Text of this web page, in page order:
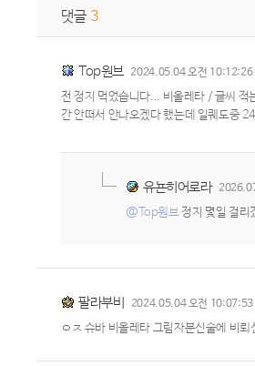
댓글 3
Top원브 2024.05.04 오전 10:12:26
전 정지 먹었습니다... 비올레타 / 글씨 적
간 안떠서 안나오겠다 했는데 일퀘도중
유뇬히어로라
@Top원브정지 몇일 걸리
팔라부비 2024.05.04 오전 10:07:53
ㅇㅈ 슈바 비올레타 그림자분신술에 비